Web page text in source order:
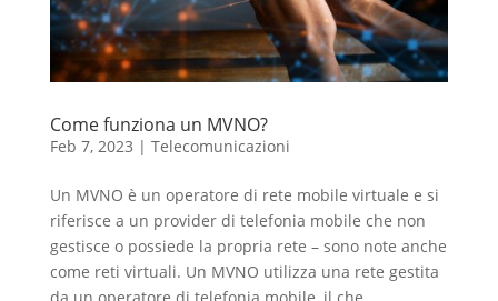
Come funziona un MVNO?
Feb 7, 2023 | Telecomunicazioni
Un MVNO è un operatore di rete mobile virtuale e si
riferisce a un provider di telefonia mobile che non
gestisce o possiede la propria rete – sono note anche
come reti virtuali. Un MVNO utilizza una rete gestita